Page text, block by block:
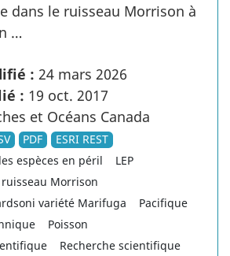
dans le ruisseau Morrison à
…
: 24 mars 2026
: 19 oct. 2017
et Océans Canada
PDF ESRI REST
les espèces en péril
LEP
Morrison
variété Marifuga
Pacifique
Poisson
Recherche scientifique